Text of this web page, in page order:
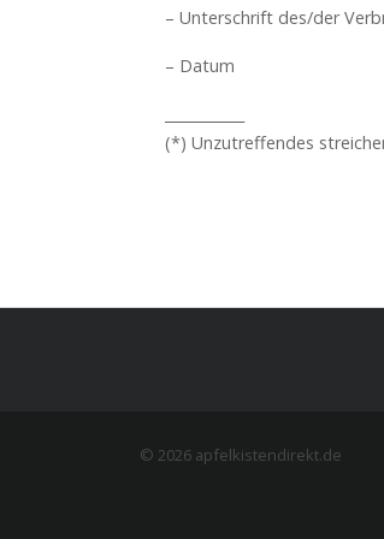
– Unterschrift des/der
– Datum
(*) Unzutreffendes
© 2026 apfelkistendirekt.de